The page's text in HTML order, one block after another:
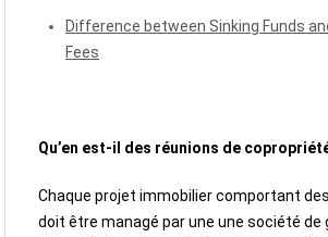
Difference between Sinking Funds
Fees
Qu’en est-il des réunions de
Chaque projet immobilier comportant
doit être managé par une une société de